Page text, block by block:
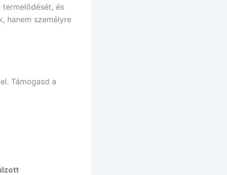
és
hanem személyre
Támogasd a